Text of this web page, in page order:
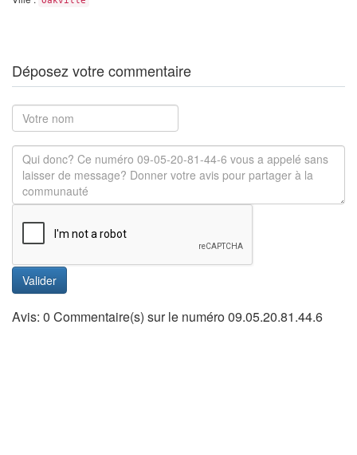
Déposez votre commentaire
Valider
Avis: 0 Commentaire(s) sur le numéro 09.05.20.81.44.6